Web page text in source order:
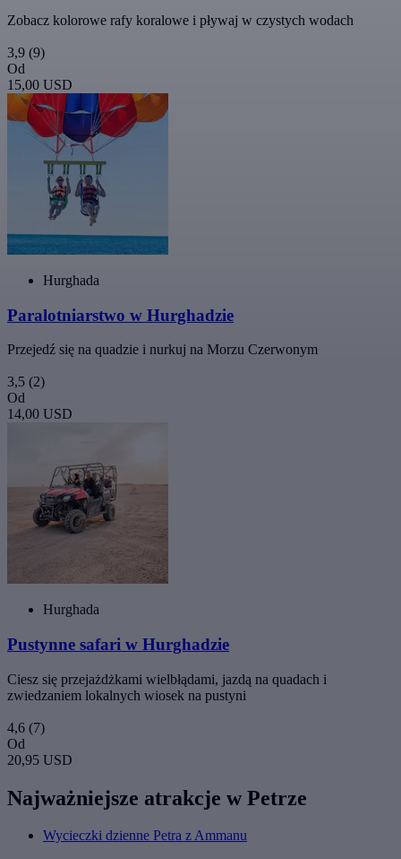
Zobacz kolorowe rafy koralowe i pływaj w czystych wodach
3,9 (9)
Od
15,00 USD
Hurghada
Paralotniarstwo w Hurghadzie
Przejedź się na quadzie i nurkuj na Morzu Czerwonym
3,5 (2)
Od
14,00 USD
Hurghada
Pustynne safari w Hurghadzie
Ciesz się przejażdżkami wielbłądami, jazdą na quadach i
zwiedzaniem lokalnych wiosek na pustyni
4,6 (7)
Od
20,95 USD
Najważniejsze atrakcje w Petrze
Wycieczki dzienne Petra z Ammanu